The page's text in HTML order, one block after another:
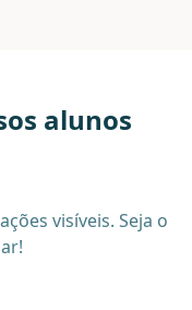
alunos
visíveis. Seja o